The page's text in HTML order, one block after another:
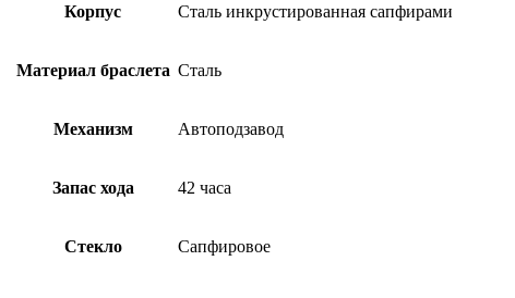
Корпус Сталь инкрустированная сапфирами
Материал браслета Сталь
Механизм Автоподзавод
Запас хода 42 часа
Стекло Сапфировое